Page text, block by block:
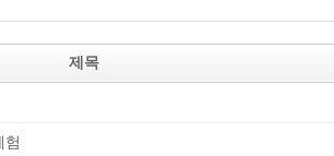
제목
험